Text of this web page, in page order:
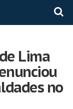
Lima
no